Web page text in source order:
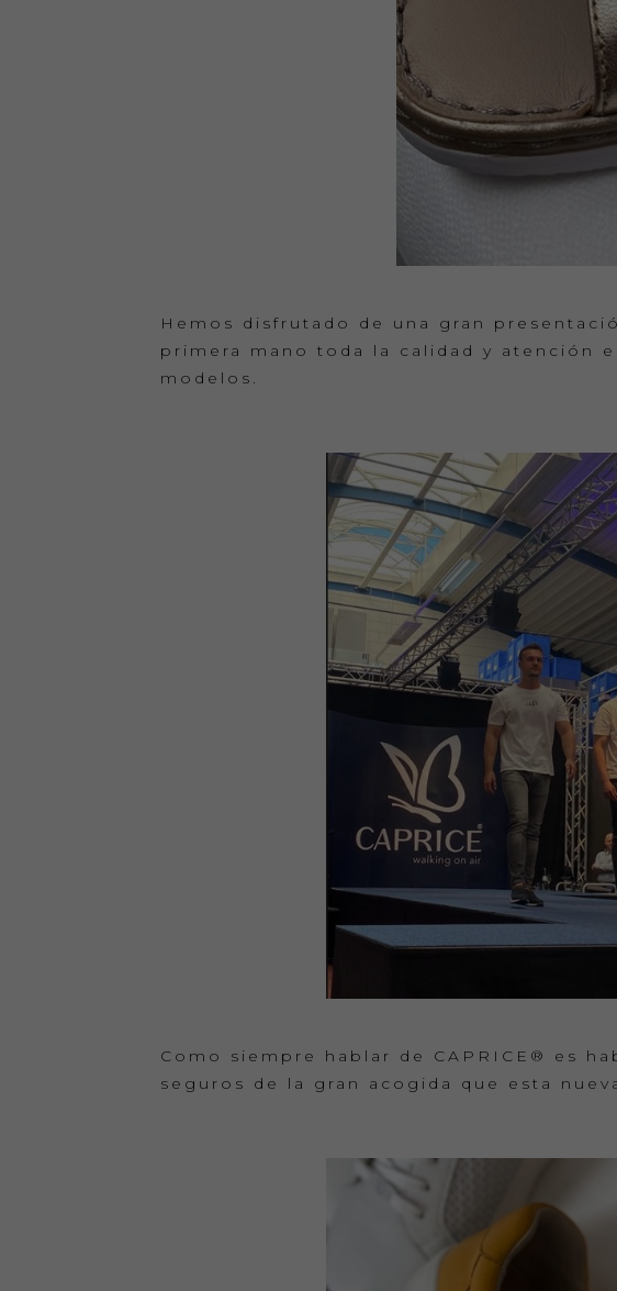
Hemos disfrutado de una gran
primera mano toda la calidad y atención
modelos.
Como siempre hablar de CAPRICE® es
seguros de la gran acogida que esta